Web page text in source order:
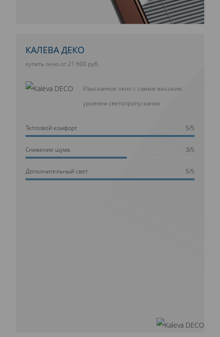
КАЛЕВА ДЕКО
купить окно от 21 600 руб.
Изысканное окно с самым высоким
уровнем светопропускания
Тепловой комфорт 5/5
Cнижение шума 3/5
Дополнительный свет 5/5